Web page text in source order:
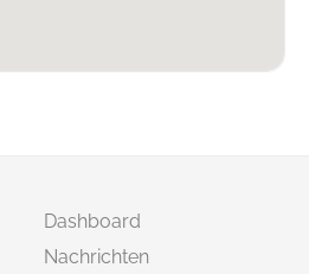
Dashboard
Nachrichten